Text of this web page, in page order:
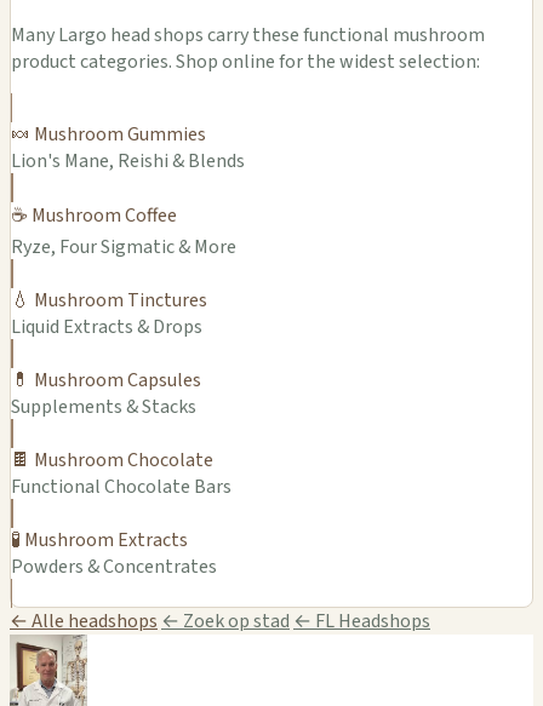
Many Largo head shops carry these functional mushroom
product categories. Shop online for the widest selection:
🍬 Mushroom Gummies
Lion's Mane, Reishi & Blends
☕ Mushroom Coffee
Ryze, Four Sigmatic & More
💧 Mushroom Tinctures
Liquid Extracts & Drops
💊 Mushroom Capsules
Supplements & Stacks
🍫 Mushroom Chocolate
Functional Chocolate Bars
🧪 Mushroom Extracts
Powders & Concentrates
← Alle headshops ← Zoek op stad ← FL Headshops